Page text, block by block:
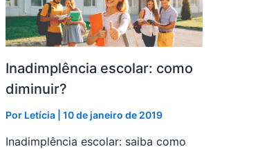
Inadimplência escolar: como
diminuir?
Por Letícia |10 de janeiro de 2019
Inadimplência escolar: saiba como